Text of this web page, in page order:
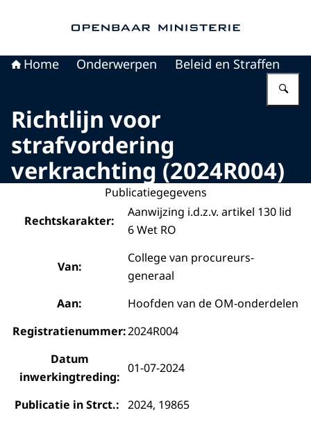
Home Onderwerpen Beleid en Straffen
Richtlijn voor
strafvordering
verkrachting (2024R004)
Publicatiegegevens
Rechtskarakter:
Aanwijzing i.d.z.v. artikel 130 lid
6 Wet RO
Van:
College van procureurs-
generaal
Aan:
Hoofden van de OM-onderdelen
Registratienummer:2024R004
Datum
inwerkingtreding:
01-07-2024
Publicatie in Strct.: 2024, 19865